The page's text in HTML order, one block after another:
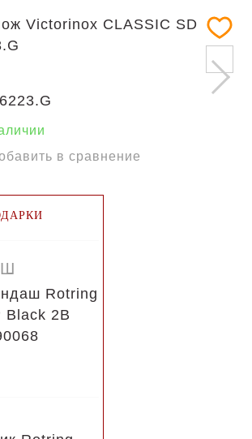
в сравнение
Rotring
Black 2B
сполитикой